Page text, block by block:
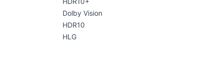
Dolby Vision
HDR10
HLG